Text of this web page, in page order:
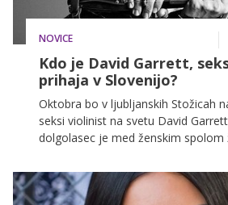
NOVICE
Kdo je David Garrett,
prihaja v Slovenijo?
Oktobra bo v ljubljanskih Stožicah
seksi violinist na svetu David
dolgolasec je med ženskim spolom
se bomo lahko kmalu prepričale na